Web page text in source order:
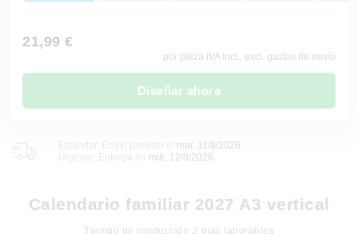
21,99 €
por pieza IVA incl., excl. gastos de envío
Diseñar ahora
mar, 11/8/2026
Urgente: Entrega en
mié, 12/8/2026
Calendario familiar 2027 A3 vertical
Tiempo de producción 2 días laborables